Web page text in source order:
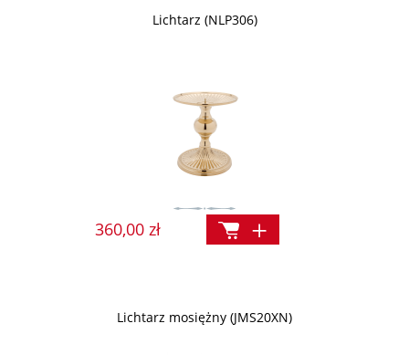
Lichtarz (NLP306)
360,00 zł
Lichtarz mosiężny (JMS20XN)